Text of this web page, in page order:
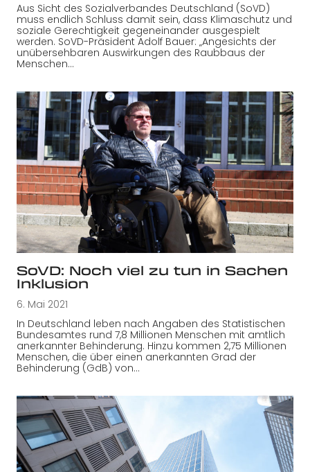
Aus Sicht des Sozialverbandes Deutschland (SoVD)
muss endlich Schluss damit sein, dass Klimaschutz und
soziale Gerechtigkeit gegeneinander ausgespielt
werden. SoVD-Präsident Adolf Bauer: „Angesichts der
unübersehbaren Auswirkungen des Raubbaus der
Menschen…
SoVD: Noch viel zu tun in Sachen
Inklusion
6. Mai 2021
In Deutschland leben nach Angaben des Statistischen
Bundesamtes rund 7,8 Millionen Menschen mit amtlich
anerkannter Behinderung. Hinzu kommen 2,75 Millionen
Menschen, die über einen anerkannten Grad der
Behinderung (GdB) von…